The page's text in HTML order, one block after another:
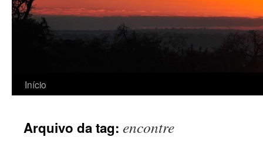
Início
Arquivo da tag: encontre